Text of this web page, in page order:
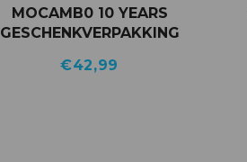
MOCAMB0 10 YEARS
GESCHENKVERPAKKING
€42,99